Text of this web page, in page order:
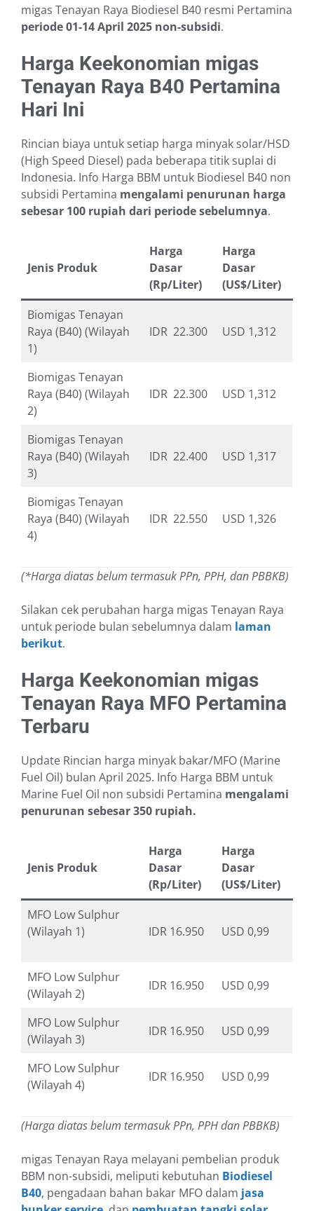
migas Tenayan Raya Biodiesel B40 resmi Pertamina
periode 01-14 April 2025 non-subsidi.
Harga Keekonomian migas
Tenayan Raya B40 Pertamina
Hari Ini
Rincian biaya untuk setiap harga minyak solar/HSD
(High Speed Diesel) pada beberapa titik suplai di
Indonesia. Info Harga BBM untuk Biodiesel B40 non
subsidi Pertamina mengalami penurunan harga
sebesar 100 rupiah dari periode sebelumnya.
Jenis Produk
Harga
Dasar
(Rp/Liter)
Harga
Dasar
(US$/Liter)
Biomigas Tenayan
Raya (B40) (Wilayah
1)
IDR 22.300 USD 1,312
Biomigas Tenayan
Raya (B40) (Wilayah
2)
IDR 22.300 USD 1,312
Biomigas Tenayan
Raya (B40) (Wilayah
3)
IDR 22.400 USD 1,317
Biomigas Tenayan
Raya (B40) (Wilayah
4)
IDR 22.550 USD 1,326
(*Harga diatas belum termasuk PPn, PPH, dan PBBKB)
Silakan cek perubahan harga migas Tenayan Raya
untuk periode bulan sebelumnya dalam laman
berikut.
Harga Keekonomian migas
Tenayan Raya MFO Pertamina
Terbaru
Update Rincian harga minyak bakar/MFO (Marine
Fuel Oil) bulan April 2025. Info Harga BBM untuk
Marine Fuel Oil non subsidi Pertamina mengalami
penurunan sebesar 350 rupiah.
Jenis Produk
Harga
Dasar
(Rp/Liter)
Harga
Dasar
(US$/Liter)
MFO Low Sulphur
(Wilayah 1)
IDR 16.950 USD 0,99
MFO Low Sulphur
(Wilayah 2)
IDR 16.950 USD 0,99
MFO Low Sulphur
(Wilayah 3)
IDR 16.950 USD 0,99
MFO Low Sulphur
(Wilayah 4)
IDR 16.950 USD 0,99
(Harga diatas belum termasuk PPn, PPH dan PBBKB)
migas Tenayan Raya melayani pembelian produk
BBM non-subsidi, meliputi kebutuhan Biodiesel
B40, pengadaan bahan bakar MFO dalam jasa